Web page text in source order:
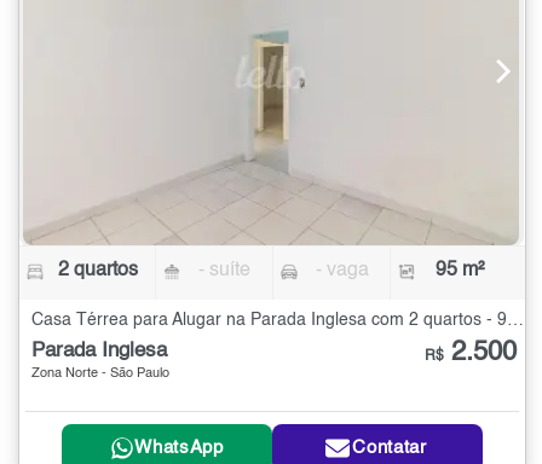
2 quartos - suíte - vaga 95 m²
Parada Inglesa
Zona Norte - São Paulo
R$ 2.500
WhatsApp Contatar